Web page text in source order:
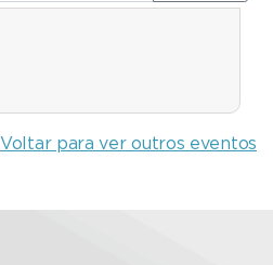
Voltar para ver outros eventos